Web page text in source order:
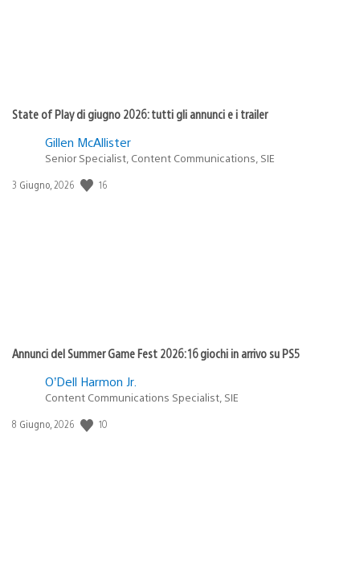
State of Play di giugno 2026: tutti gli annunci e i trailer
Gillen McAllister
Senior Specialist, Content Communications, SIE
Data
3 Giugno, 2026 16
Annunci del Summer Game Fest 2026: 16 giochi in arrivo su PS5
O’Dell Harmon Jr.
Content Communications Specialist, SIE
Data
8 Giugno, 2026 10